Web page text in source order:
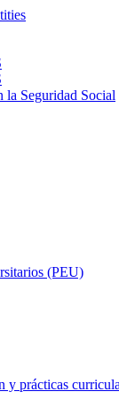
la Seguridad Social
(PEU)
y prácticas